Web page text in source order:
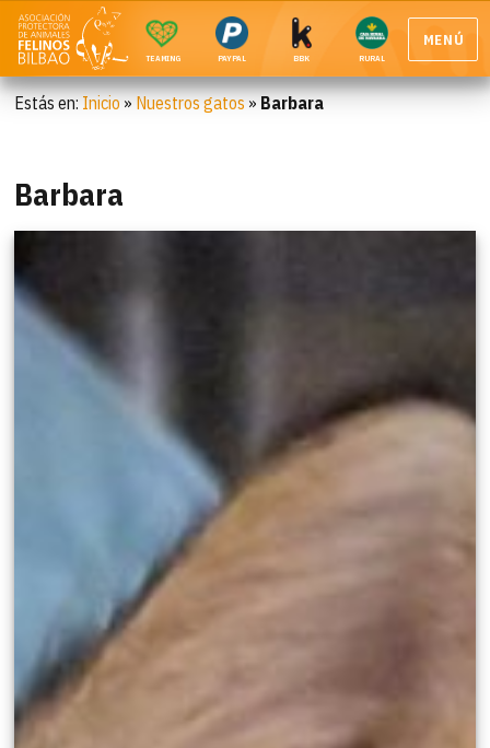
TEAMING PAYPAL BBK RURAL
MENÚ
Estás en: Inicio » Nuestros gatos » Barbara
Barbara